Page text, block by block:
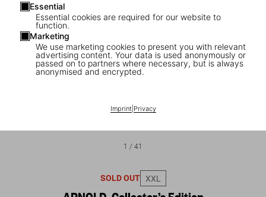
Essential
Essential cookies are required for our website to
function.
Marketing
We use marketing cookies to present you with relevant
advertising content. Your data is used anonymously or
passed on to partners where necessary, but is always
anonymised and encrypted.
Imprint| Privacy
1 / 41
SOLD OUT XXL